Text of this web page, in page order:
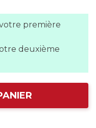
première
deuxième